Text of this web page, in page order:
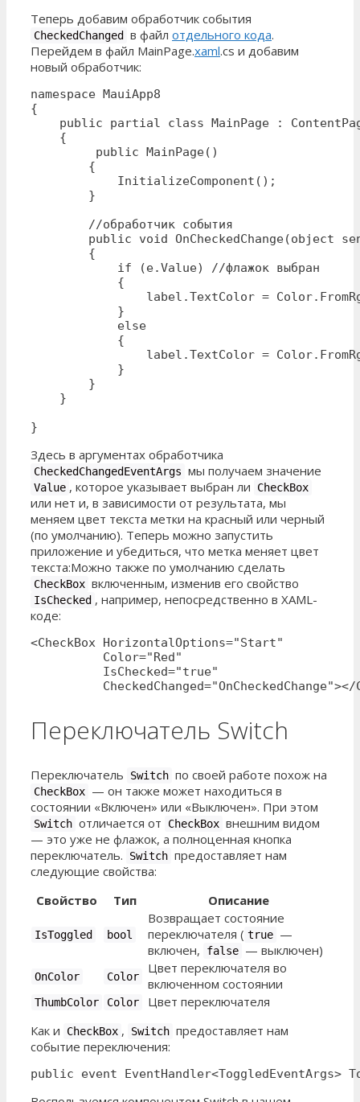
Теперь добавим обработчик события
CheckedChanged в файл отдельного кода.
Перейдем в файл MainPage.xaml.cs и добавим
новый обработчик:
namespace MauiApp8
{
public partial class MainPage :
    {
         public MainPage()
        {
            InitializeComponent();
        }
        //обработчик события
public void OnCheckedChange(object
        {
            if (e.Value) //флажок выбран
            {
label.TextColor =
            }
            else
            {
label.TextColor =
            }
        }
    }
}
Здесь в аргументах обработчика
CheckedChangedEventArgs мы получаем значение
Value , которое указывает выбран ли CheckBox
или нет и, в зависимости от результата, мы
меняем цвет текста метки на красный или черный
(по умолчанию). Теперь можно запустить
приложение и убедиться, что метка меняет цвет
текста:Можно также по умолчанию сделать
CheckBox включенным, изменив его свойство
IsChecked , например, непосредственно в XAML-
коде:
<CheckBox HorizontalOptions="Start"
          Color="Red"
          IsChecked="true"
CheckedChanged="OnCheckedChange"></
Переключатель Switch
Переключатель Switch по своей работе похож на
CheckBox — он также может находиться в
состоянии «Включен» или «Выключен». При этом
Switch отличается от CheckBox внешним видом
— это уже не флажок, а полноценная кнопка
переключатель.
Switch предоставляет нам
следующие свойства:
Свойство
Тип Описание
IsToggled bool
Возвращает состояние
переключателя ( true —
включен,
false — выключен)
OnColor Color
Цвет переключателя во
включенном состоянии
ThumbColor Color
Цвет переключателя
Как и
CheckBox , Switch предоставляет нам
событие переключения:
public event EventHandler<ToggledEventArgs>